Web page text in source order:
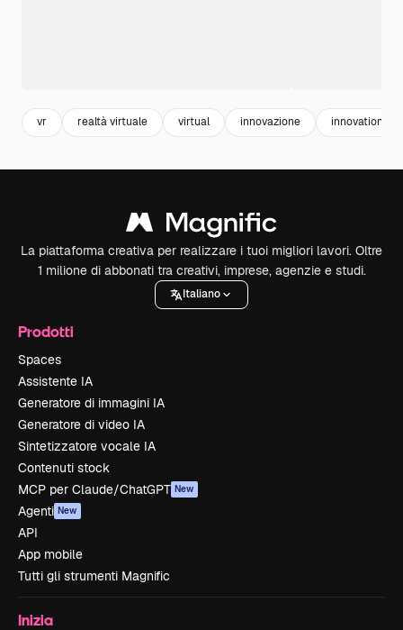
vr realtà virtuale virtual innovazione innovation
La piattaforma creativa per realizzare i tuoi migliori lavori. Oltre
1 milione di abbonati tra creativi, imprese, agenzie e studi.
Italiano
Prodotti
Spaces
Assistente IA
Generatore di immagini IA
Generatore di video IA
Sintetizzatore vocale IA
Contenuti stock
MCP per Claude/ChatGPT New
Agenti New
API
App mobile
Tutti gli strumenti Magnific
Inizia